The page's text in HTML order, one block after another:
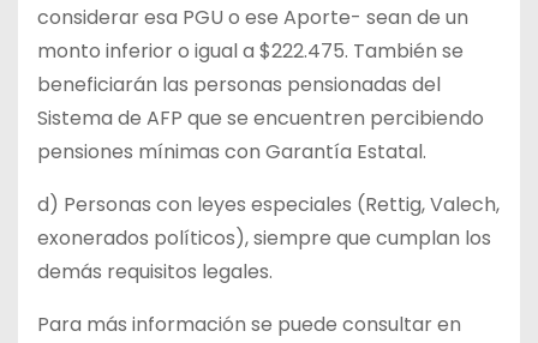
considerar esa PGU o ese Aporte- sean de un
monto inferior o igual a $222.475. También se
beneficiarán las personas pensionadas del
Sistema de AFP que se encuentren percibiendo
pensiones mínimas con Garantía Estatal.
d) Personas con leyes especiales (Rettig, Valech,
exonerados políticos), siempre que cumplan los
demás requisitos legales.
Para más información se puede consultar en